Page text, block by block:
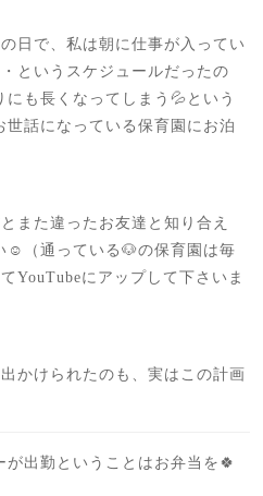
日で、私は朝に仕事が入ってい
というスケジュールだったの
も長くなってしまう💦という
世話になっている保育園にお泊
また違ったお友達と知り合え
☺️（通っている🐶の保育園は毎
YouTubeにアップして下さいま
かけられたのも、実はこの計画
出勤ということはお弁当を🍀